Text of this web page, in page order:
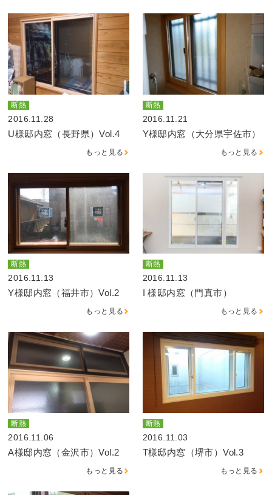
断熱
2016.11.28
U様邸内窓（長野県）Vol.4
もっと見る
断熱
2016.11.21
Y様邸内窓（大分県宇佐市）
もっと見る
断熱
2016.11.13
Y様邸内窓（福井市）Vol.2
もっと見る
断熱
2016.11.13
I 様邸内窓（門真市）
もっと見る
断熱
2016.11.06
A様邸内窓（金沢市）Vol.2
もっと見る
断熱
2016.11.03
T様邸内窓（堺市）Vol.3
もっと見る